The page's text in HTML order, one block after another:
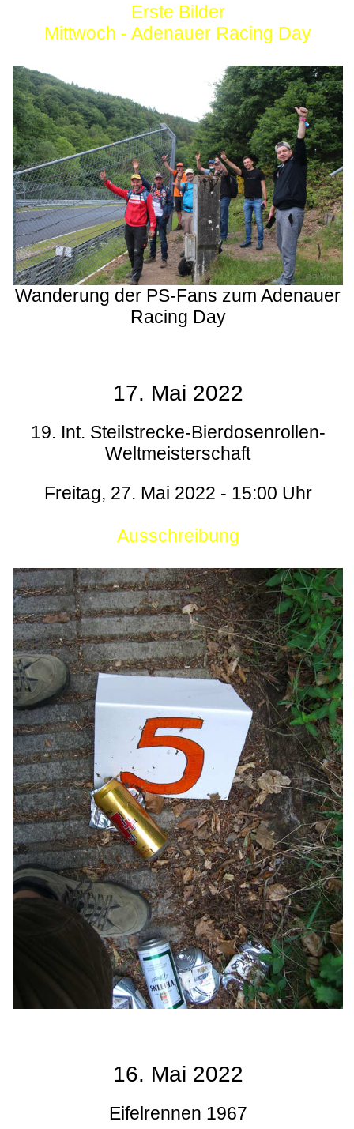
Erste Bilder
Mittwoch - Adenauer Racing Day
Wanderung der PS-Fans zum Adenauer
Racing Day
17. Mai 2022
19. Int. Steilstrecke-Bierdosenrollen-
Weltmeisterschaft
Freitag, 27. Mai 2022 - 15:00 Uhr
Ausschreibung
16. Mai 2022
Eifelrennen 1967